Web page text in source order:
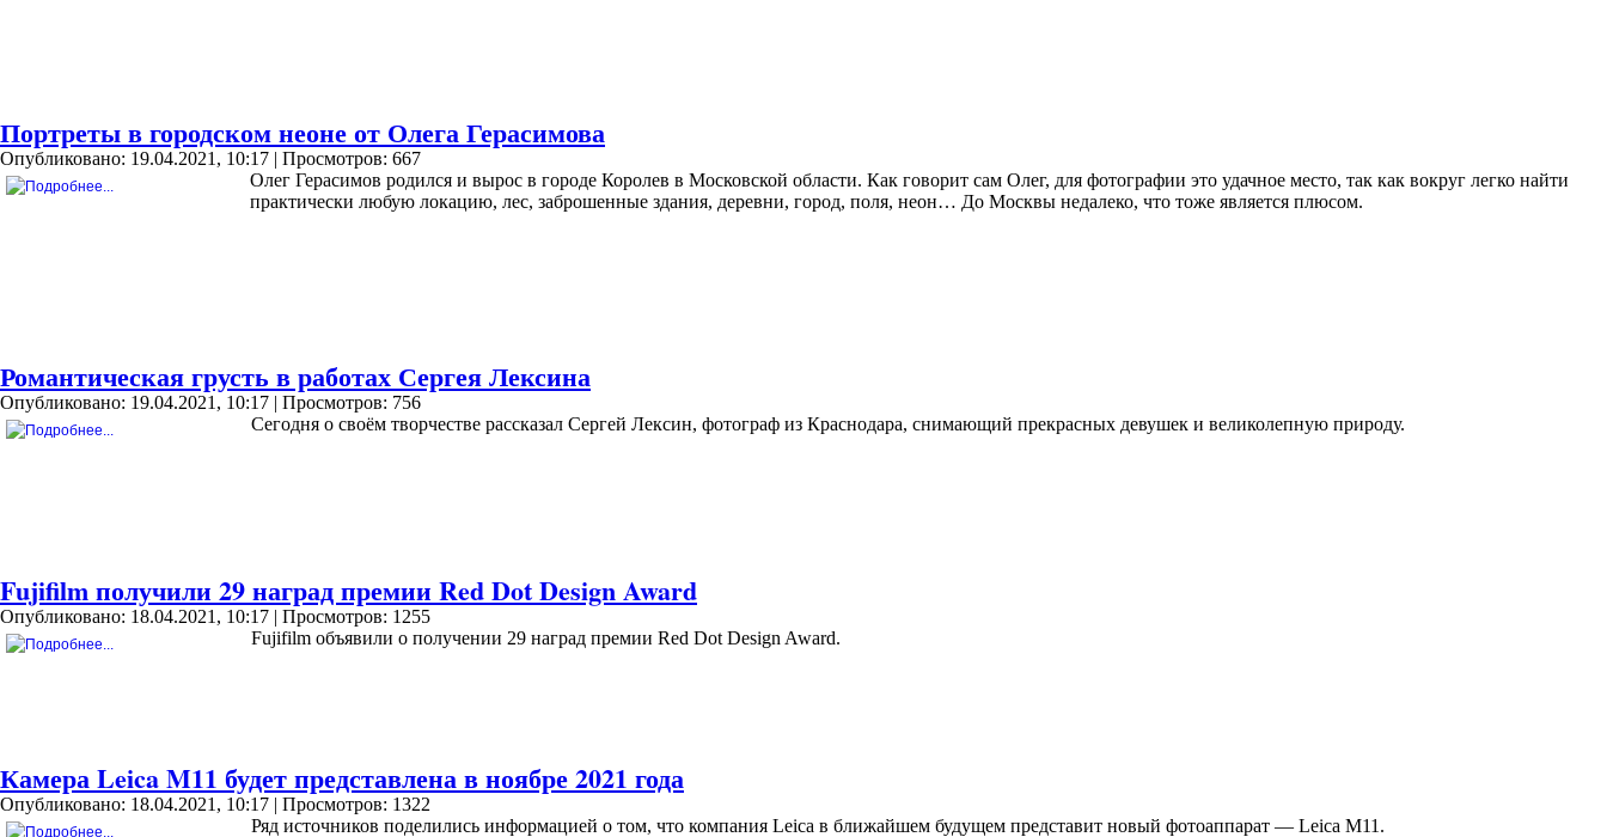
Портреты в городском неоне от Олега Герасимова
Опубликовано: 19.04.2021, 10:17 | Просмотров: 667
Олег Герасимов родился и вырос в городе Королев в Московской области. Как говорит сам Олег, для фотографии это удачное место, так как вокруг легко найти
практически любую локацию, лес, заброшенные здания, деревни, город, поля, неон… До Москвы недалеко, что тоже является плюсом.
Романтическая грусть в работах Сергея Лексина
Опубликовано: 19.04.2021, 10:17 | Просмотров: 756
Сегодня о своём творчестве рассказал Сергей Лексин, фотограф из Краснодара, снимающий прекрасных девушек и великолепную природу.
Fujifilm получили 29 наград премии Red Dot Design Award
Опубликовано: 18.04.2021, 10:17 | Просмотров: 1255
Fujifilm объявили о получении 29 наград премии Red Dot Design Award.
Камера Leica M11 будет представлена в ноябре 2021 года
Опубликовано: 18.04.2021, 10:17 | Просмотров: 1322
Ряд источников поделились информацией о том, что компания Leica в ближайшем будущем представит новый фотоаппарат — Leica M11.